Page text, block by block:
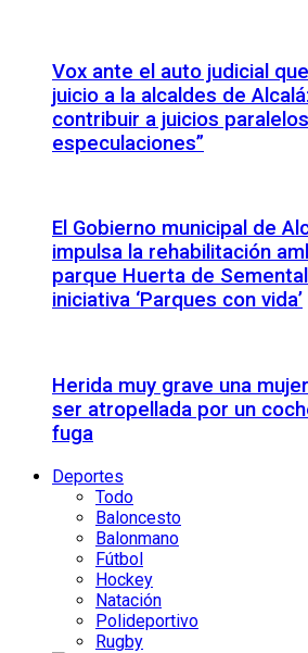
Vox ante el auto judicial
juicio a la alcaldes de
contribuir a juicios
especulaciones”
El Gobierno municipal de
impulsa la rehabilitación
parque Huerta de
iniciativa ‘Parques con vida’
Herida muy grave una
ser atropellada por un
fuga
Deportes
Todo
Baloncesto
Balonmano
Fútbol
Hockey
Natación
Polideportivo
Rugby